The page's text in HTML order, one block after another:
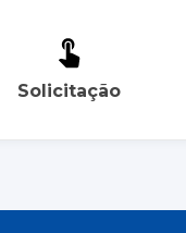
Solicitação